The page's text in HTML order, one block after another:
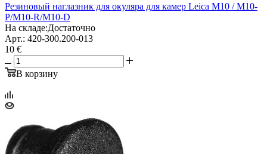
Резиновый наглазник для окуляра для камер Leica M10 / M10-
P/M10-R/M10-D
На складе:Достаточно
Арт.: 420-300.200-013
10 €
В корзину